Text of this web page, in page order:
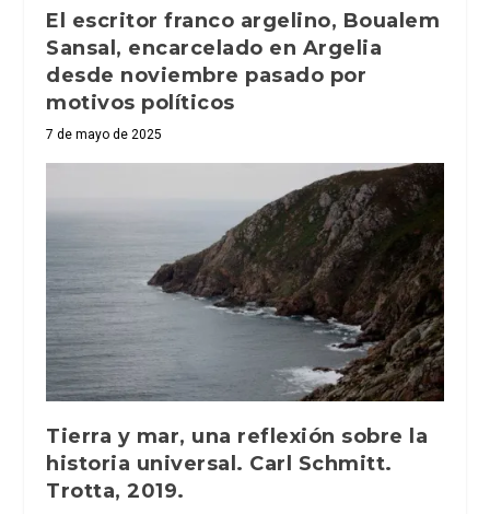
El escritor franco argelino, Boualem
Sansal, encarcelado en Argelia
desde noviembre pasado por
motivos políticos
7 de mayo de 2025
Tierra y mar, una reflexión sobre la
historia universal. Carl Schmitt.
Trotta, 2019.